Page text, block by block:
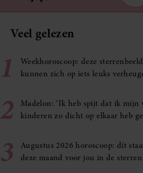
Veel gelezen
1
Weekhoroscoop: deze
kunnen zich op iets leuks
2
Madelon: ‘Ik heb spijt dat ik mijn
kinderen zo dicht op elkaar heb
3
Augustus 2026 horoscoop: dít
deze maand voor jou in de sterren